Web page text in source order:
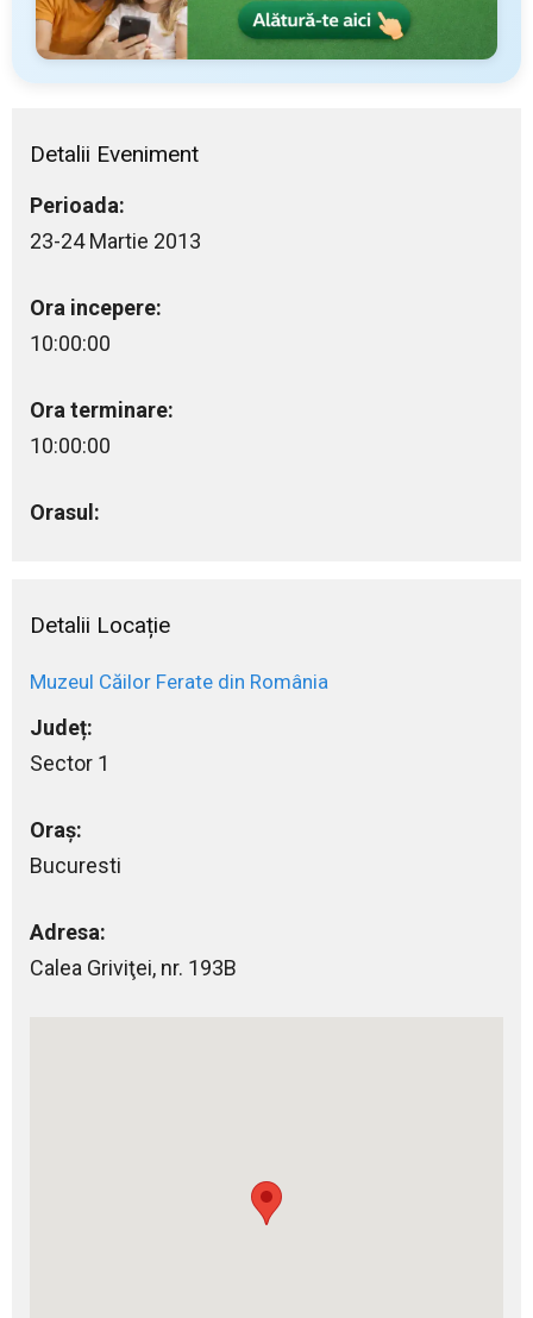
Detalii Eveniment
Perioada:
23-24 Martie 2013
Ora incepere:
10:00:00
Ora terminare:
10:00:00
Orasul:
Detalii Locație
Muzeul Căilor Ferate din România
Județ:
Sector 1
Oraș:
Bucuresti
Adresa:
Calea Griviţei, nr. 193B